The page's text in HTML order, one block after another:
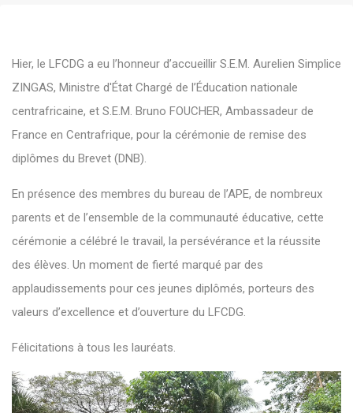
Hier, le LFCDG a eu l’honneur d’accueillir S.E.M. Aurelien Simplice
ZINGAS, Ministre d'État Chargé de l’Éducation nationale
centrafricaine, et S.E.M. Bruno FOUCHER, Ambassadeur de
France en Centrafrique, pour la cérémonie de remise des
diplômes du Brevet (DNB).
En présence des membres du bureau de l’APE, de nombreux
parents et de l’ensemble de la communauté éducative, cette
cérémonie a célébré le travail, la persévérance et la réussite
des élèves. Un moment de fierté marqué par des
applaudissements pour ces jeunes diplômés, porteurs des
valeurs d’excellence et d’ouverture du LFCDG.
Félicitations à tous les lauréats.